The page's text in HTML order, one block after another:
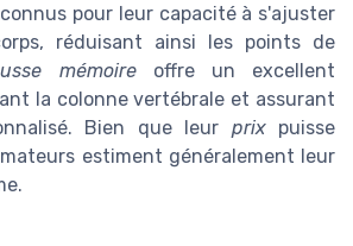
pour leur capacité à s'ajuster
réduisant ainsi les points de
mémoireoffre un excellent
la colonne vertébrale et assurant
Bien que leur prixpuisse
estiment généralement leur